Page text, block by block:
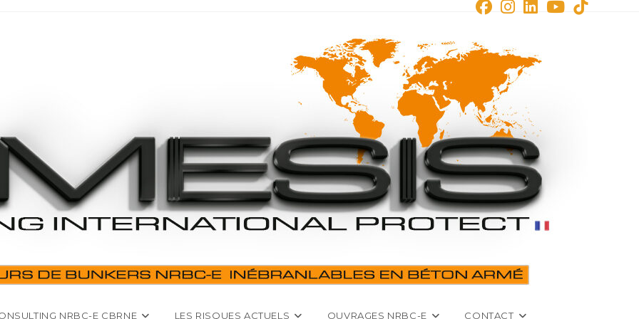
NRBC-E CBRNE LES RISQUES ACTUELS OUVRAGES NRBC-E CONTACT